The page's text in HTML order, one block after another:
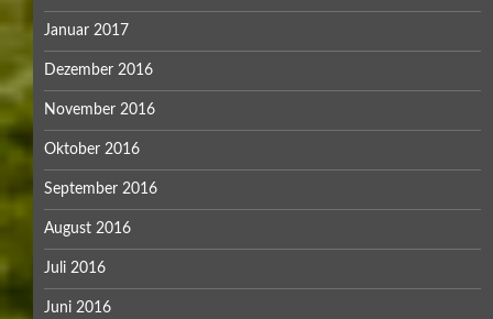
Januar 2017
Dezember 2016
November 2016
Oktober 2016
September 2016
August 2016
Juli 2016
Juni 2016